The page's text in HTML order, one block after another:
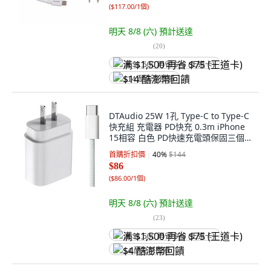
($117.00/1個)
明天 8/8 (六) 預計送達
(20)
满 $1,500 再省 $75 (王道卡)
$14 酷澎幣回饋
DTAudio 25W 1孔 Type-C to Type-C
快充組 充電器 PD快充 0.3m iPhone
15相容 白色 PD快速充電頭保固三個月
PD快速充電編織線保固一年 輸出電流
3A
首購折扣價 40%$144
$86
($86.00/1個)
明天 8/8 (六) 預計送達
(23)
满 $1,500 再省 $75 (王道卡)
$4 酷澎幣回饋